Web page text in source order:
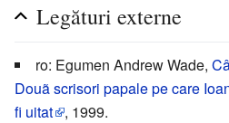
Legături externe
ro: Egumen Andrew Wade,
Douã scrisori papale pe care
fi uitat
, 1999.